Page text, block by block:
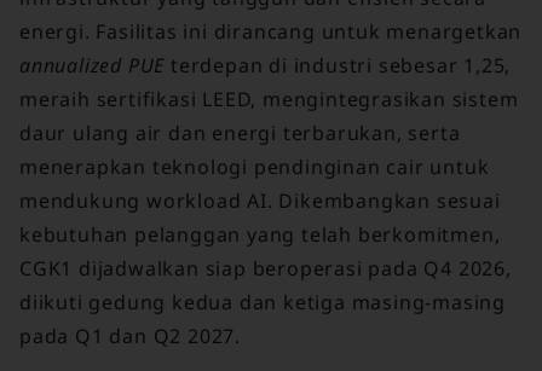
energi. Fasilitas ini dirancang untuk menargetkan
annualized PUE terdepan di industri sebesar 1,25,
meraih sertifikasi LEED, mengintegrasikan sistem
daur ulang air dan energi terbarukan, serta
menerapkan teknologi pendinginan cair untuk
mendukung workload AI. Dikembangkan sesuai
kebutuhan pelanggan yang telah berkomitmen,
CGK1 dijadwalkan siap beroperasi pada Q4 2026,
diikuti gedung kedua dan ketiga masing-masing
pada Q1 dan Q2 2027.